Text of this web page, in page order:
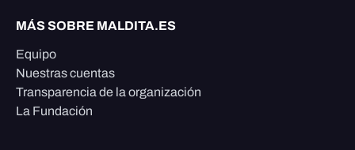
MÁS SOBRE MALDITA.ES
Equipo
Nuestras cuentas
Transparencia de la organización
La Fundación